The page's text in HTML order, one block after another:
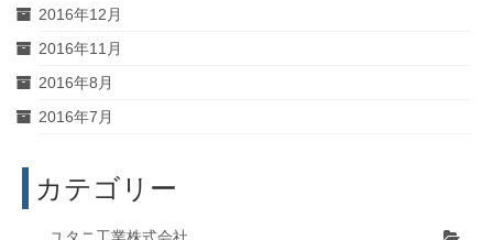
2016年12月
2016年11月
2016年8月
2016年7月
カテゴリー
ユタニ工業株式会社